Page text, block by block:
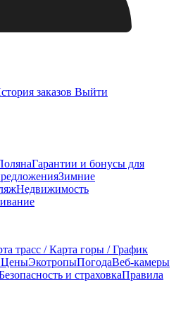
заказов Выйти
Гарантии и бонусы для
Зимние
Недвижимость
трасс / Карта горы / График
ЦеныЭкотропыПогодаВеб-камеры
и страховкаПравила